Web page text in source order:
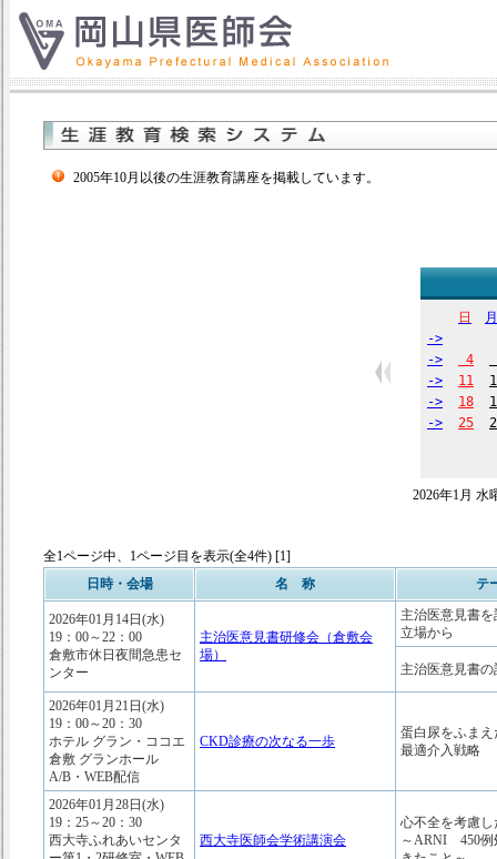
2005年10月以後の生涯教育講座を掲載しています。
日
月
->
->
4
->
11
->
18
->
25
2026年1月 水
全1ページ中、1ページ目を表示(全4件) [1]
日時・会場
名 称 テ
2026年01月14日(水)
19：00～22：00
倉敷市休日夜間急患セ
ンター
主治医意見書研修会（倉敷会
場）
主治医意見書
立場から
主治医意見書
2026年01月21日(水)
19：00～20：30
ホテル グラン・ココエ
倉敷 グランホール
A/B・WEB配信
CKD診療の次なる一歩
蛋白尿をふま
最適介入戦略
2026年01月28日(水)
19：25～20：30
西大寺ふれあいセンタ
西大寺医師会学術講演会
心不全を考慮
～ARNI 450例